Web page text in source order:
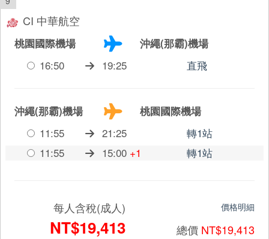
CI 中華航空
桃園國際機場
沖繩(那霸)機場
16:50
19:25 直飛
沖繩(那霸)機場
桃園國際機場
11:55
21:25
轉1站
11:55
15:00 +1 轉1站
每人含稅(成人)
NT$19,413
價格明細
總價 NT$19,413